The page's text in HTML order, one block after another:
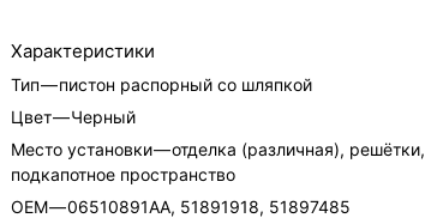
Характеристики
Тип—пистон распорный со шляпкой
Цвет—Черный
Место установки—отделка (различная), решётки,
подкапотное пространство
OEM—06510891AA, 51891918, 51897485